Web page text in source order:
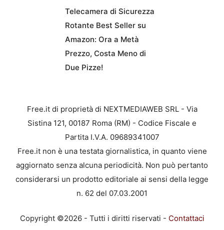
Telecamera di Sicurezza
Rotante Best Seller su
Amazon: Ora a Metà
Prezzo, Costa Meno di
Due Pizze!
Free.it di proprietà di NEXTMEDIAWEB SRL - Via
Sistina 121, 00187 Roma (RM) - Codice Fiscale e
Partita I.V.A. 09689341007
Free.it non è una testata giornalistica, in quanto viene
aggiornato senza alcuna periodicità. Non può pertanto
considerarsi un prodotto editoriale ai sensi della legge
n. 62 del 07.03.2001
Copyright ©2026 - Tutti i diritti riservati - Contattaci